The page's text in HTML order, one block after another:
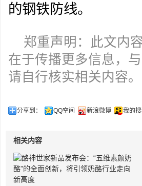
的钢铁防线。
郑重声明：此文内
在于传播更多信息，
请自行核实相关内容。
分享到： QQ空间 新浪微博 我的
相关内容